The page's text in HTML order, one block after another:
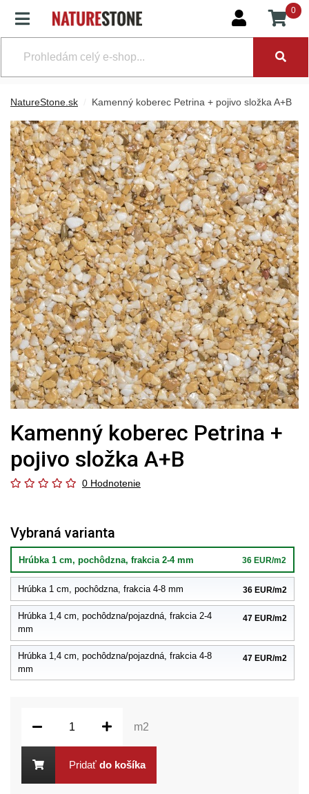
NatureStone.sk Kamenný koberec Petrina + pojivo složka A+B
Kamenný koberec Petrina +
pojivo složka A+B
0 Hodnotenie
Vybraná varianta
Hrúbka 1 cm, pochôdzna, frakcia 2-4 mm 36 EUR/m2
Hrúbka 1 cm, pochôdzna, frakcia 4-8 mm 36 EUR/m2
Hrúbka 1,4 cm, pochôdzna/pojazdná, frakcia 2-4
mm
47 EUR/m2
Hrúbka 1,4 cm, pochôdzna/pojazdná, frakcia 4-8
mm
47 EUR/m2
m2
Pridať do košíka
0